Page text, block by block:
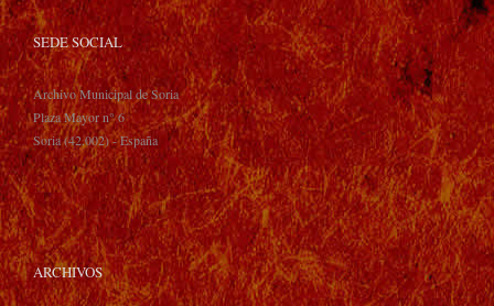
SEDE SOCIAL
Archivo Municipal de Soria
Plaza Mayor n° 6
Soria (42.002) - España
ARCHIVOS